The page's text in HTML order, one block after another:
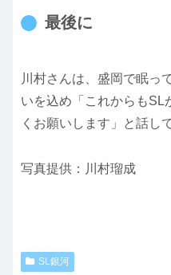
最後に
川村さんは、盛岡で眠っ
いを込め「これからもSL
くお願いします」と話し
写真提供：川村瑠成
SL銀河